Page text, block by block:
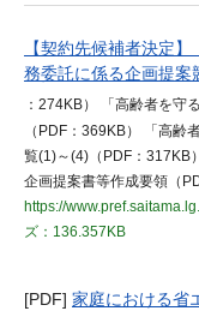
【契約先候補者決定
務委託に係る企画提案
：274KB） 「高齢者を守
（PDF：369KB） 「高齢
覧(1)～(4)（PDF：317KB
企画提案書等作成要領（
https://
ズ：136.357KB
[PDF] 家庭における省